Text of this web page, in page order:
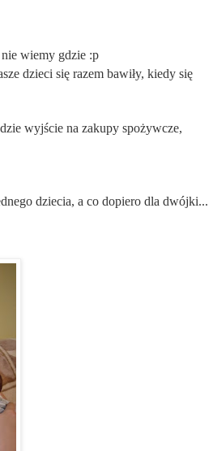
nie wiemy gdzie :p
dzieci się razem bawiły, kiedy się
wyjście na zakupy spożywcze,
dziecia, a co dopiero dla dwójki...